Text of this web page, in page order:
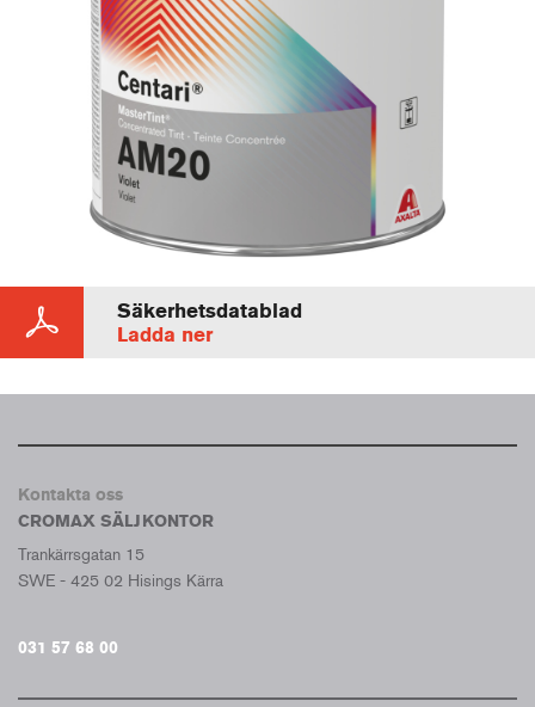
Säkerhetsdatablad
Ladda ner
Kontakta oss
CROMAX SÄLJKONTOR
Trankärrsgatan 15
SWE - 425 02 Hisings Kärra
031 57 68 00